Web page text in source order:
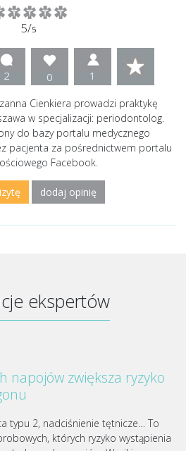
5/5
2 0 1
Cienkiera prowadzi praktykę
w specjalizacji: periodontolog.
do bazy portalu medycznego
pacjenta za pośrednictwem portalu
Facebook.
dodaj opinię
ekspertów
napojów zwiększa ryzyko
typu 2, nadciśnienie tętnicze… To
których ryzyko wystąpienia